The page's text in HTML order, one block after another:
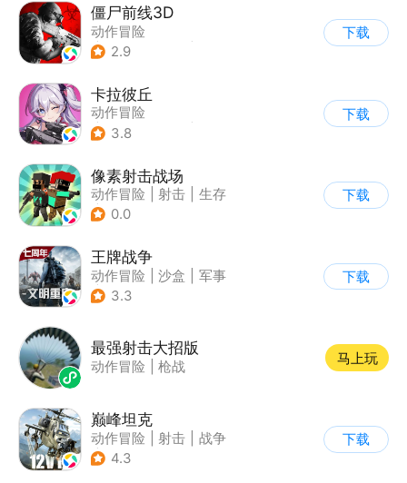
僵尸前线3D
动作冒险
| 第三人称射击
2.9
下载
卡拉彼丘
动作冒险
| 第三人称射击
3.8
下载
像素射击战场
动作冒险 射击
生存
| 像素风
0.0
下载
王牌战争
动作冒险 沙盒
军事
| 开放世界
3.3
下载
最强射击大招版
动作冒险 枪战
马上玩
巅峰坦克
动作冒险 射击
战争
| 战术竞技
4.3
下载